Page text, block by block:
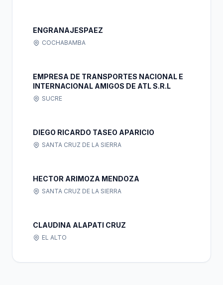
ENGRANAJESPAEZ
COCHABAMBA
EMPRESA DE TRANSPORTES NACIONAL E
INTERNACIONAL AMIGOS DE ATL S.R.L
SUCRE
DIEGO RICARDO TASEO APARICIO
SANTA CRUZ DE LA SIERRA
HECTOR ARIMOZA MENDOZA
SANTA CRUZ DE LA SIERRA
CLAUDINA ALAPATI CRUZ
EL ALTO